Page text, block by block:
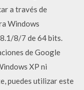
a través de
Windows
8/7 de 64 bits.
de Google
XP ni
puedes utilizar este